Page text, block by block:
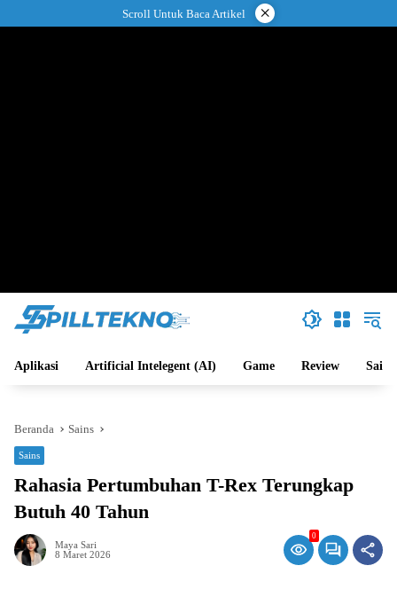
ke
Scroll Untuk Baca Artikel ×
Aplikasi Artificial Intelegent (AI) Game Review Sains
Beranda Sains
Sains
Rahasia Pertumbuhan T-Rex Terungkap
Butuh 40 Tahun
Maya Sari
8 Maret 2026
0